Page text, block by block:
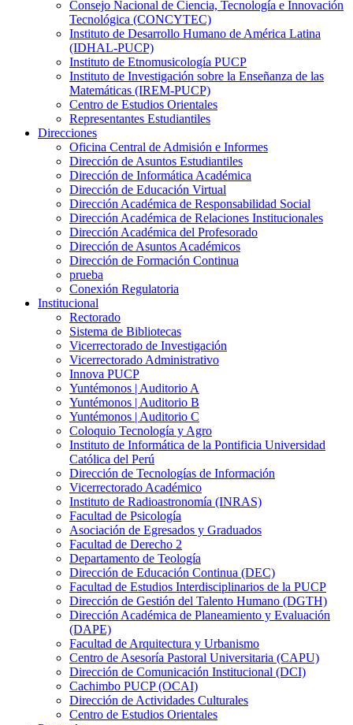
Consejo Nacional de Ciencia, Tecnología e Innovación
Tecnológica (CONCYTEC)
Instituto de Desarrollo Humano de América Latina
(IDHAL-PUCP)
Instituto de Etnomusicología PUCP
Instituto de Investigación sobre la Enseñanza de las
Matemáticas (IREM-PUCP)
Centro de Estudios Orientales
Representantes Estudiantiles
Direcciones
Oficina Central de Admisión e Informes
Dirección de Asuntos Estudiantiles
Dirección de Informática Académica
Dirección de Educación Virtual
Dirección Académica de Responsabilidad Social
Dirección Académica de Relaciones Institucionales
Dirección Académica del Profesorado
Dirección de Asuntos Académicos
Dirección de Formación Continua
prueba
Conexión Regulatoria
Institucional
Rectorado
Sistema de Bibliotecas
Vicerrectorado de Investigación
Vicerrectorado Administrativo
Innova PUCP
Yuntémonos | Auditorio A
Yuntémonos | Auditorio B
Yuntémonos | Auditorio C
Coloquio Tecnología y Agro
Instituto de Informática de la Pontificia Universidad
Católica del Perú
Dirección de Tecnologías de Información
Vicerrectorado Académico
Instituto de Radioastronomía (INRAS)
Facultad de Psicología
Asociación de Egresados y Graduados
Facultad de Derecho 2
Departamento de Teología
Dirección de Educación Continua (DEC)
Facultad de Estudios Interdisciplinarios de la PUCP
Dirección de Gestión del Talento Humano (DGTH)
Dirección Académica de Planeamiento y Evaluación
(DAPE)
Facultad de Arquitectura y Urbanismo
Centro de Asesoría Pastoral Universitaria (CAPU)
Dirección de Comunicación Institucional (DCI)
Cachimbo PUCP (OCAI)
Dirección de Actividades Culturales
Centro de Estudios Orientales